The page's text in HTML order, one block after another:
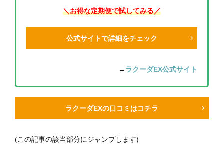
＼お得な定期便で試してみる／
公式サイトで詳細をチェック
→ ラクーダEX公式サイト
ラクーダEXの口コミはコチラ
(この記事の該当部分にジャンプします)